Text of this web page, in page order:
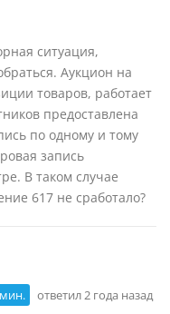
ситуация,
Аукцион на
товаров, работает
предоставлена
по одному и тому
запись
В таком случае
617 не сработало?
ответил 2 года назад